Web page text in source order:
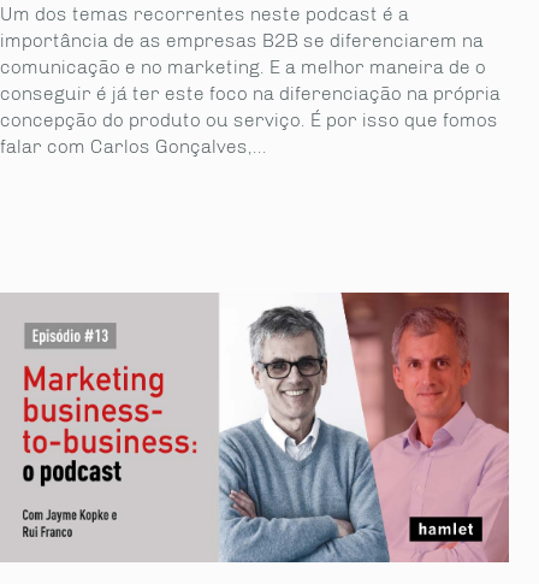
Um dos temas recorrentes neste podcast é a
importância de as empresas B2B se diferenciarem na
comunicação e no marketing. E a melhor maneira de o
conseguir é já ter este foco na diferenciação na própria
concepção do produto ou serviço. É por isso que fomos
falar com Carlos Gonçalves,...